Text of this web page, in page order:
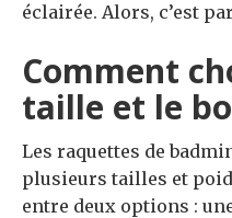
éclairée. Alors, c’est
Comment
taille et le
Les raquettes de
plusieurs tailles et
entre deux options :